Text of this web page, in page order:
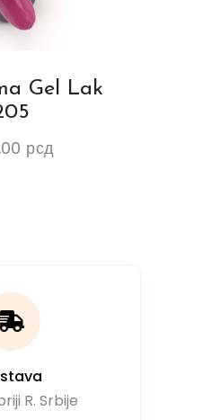
Gel Lak
рсд
R. Srbije